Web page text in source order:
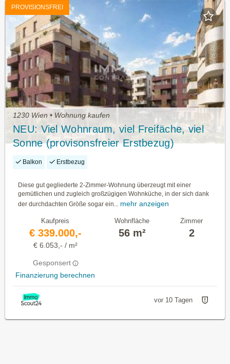
PROVISIONSFREI
1230 Wien • Wohnung kaufen
NEU: Viel Wohnraum, viel Freifäche, viel
Sonne (provisonsfreier Erstbezug)
Balkon Erstbezug
Diese gut gegliederte 2-Zimmer-Wohnung überzeugt mit einer
gemütlichen und zugleich großzügigen Wohnküche, in der sich dank
der durchdachten Größe sogar ein... mehr anzeigen
Kaufpreis
€ 339.000,-
€ 6.053,- / m²
Gesponsert
Finanzierung berechnen
Wohnfläche
56 m²
Zimmer
2
vor 10 Tagen